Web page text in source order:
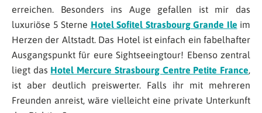
erreichen. Besonders ins Auge gefallen ist mir das
luxuriöse 5 Sterne Hotel Sofitel Strasbourg Grande Ile im
Herzen der Altstadt. Das Hotel ist einfach ein fabelhafter
Ausgangspunkt für eure Sightseeingtour! Ebenso zentral
liegt das Hotel Mercure Strasbourg Centre Petite France,
ist aber deutlich preiswerter. Falls ihr mit mehreren
Freunden anreist, wäre vielleicht eine private Unterkunft